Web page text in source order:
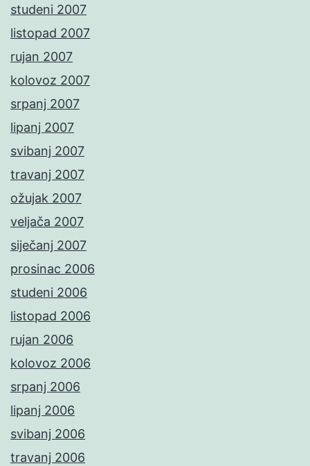
studeni 2007
listopad 2007
rujan 2007
kolovoz 2007
srpanj 2007
lipanj 2007
svibanj 2007
travanj 2007
ožujak 2007
veljača 2007
siječanj 2007
prosinac 2006
studeni 2006
listopad 2006
rujan 2006
kolovoz 2006
srpanj 2006
lipanj 2006
svibanj 2006
travanj 2006